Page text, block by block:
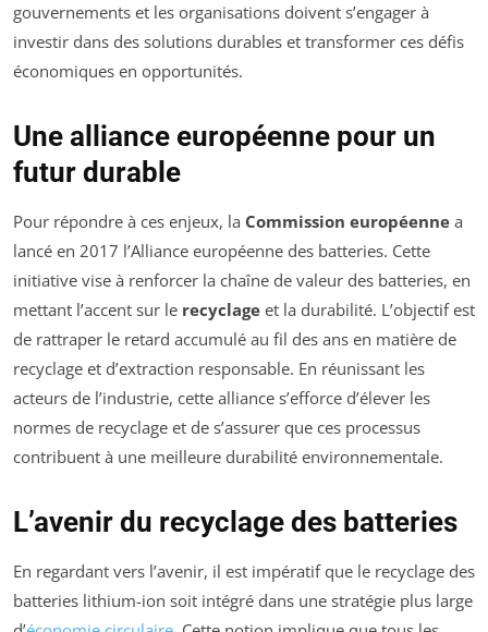
gouvernements et les organisations doivent s’engager à
investir dans des solutions durables et transformer ces défis
économiques en opportunités.
Une alliance européenne pour un
futur durable
Pour répondre à ces enjeux, la Commission européenne a
lancé en 2017 l’Alliance européenne des batteries. Cette
initiative vise à renforcer la chaîne de valeur des batteries, en
mettant l’accent sur le recyclage et la durabilité. L’objectif est
de rattraper le retard accumulé au fil des ans en matière de
recyclage et d’extraction responsable. En réunissant les
acteurs de l’industrie, cette alliance s’efforce d’élever les
normes de recyclage et de s’assurer que ces processus
contribuent à une meilleure durabilité environnementale.
L’avenir du recyclage des batteries
En regardant vers l’avenir, il est impératif que le recyclage des
batteries lithium-ion soit intégré dans une stratégie plus large